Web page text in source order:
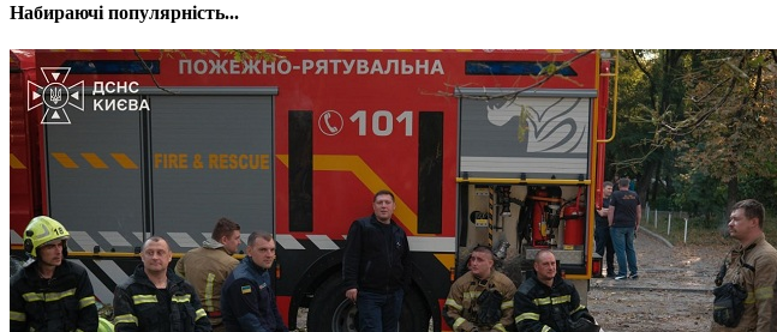
Набираючі популярність...